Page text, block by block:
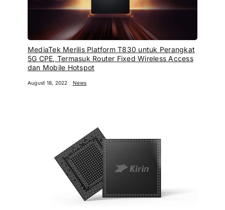
MediaTek Merilis Platform T830 untuk Perangkat
5G CPE, Termasuk Router Fixed Wireless Access
dan Mobile Hotspot
August 18, 2022 News